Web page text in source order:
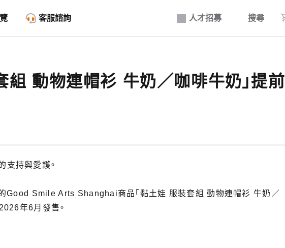
人才招募 搜尋
客服諮詢
組 動物連帽衫 牛奶／咖啡牛奶」提前
支持與愛護。
Good Smile Arts Shanghai商品「黏土娃 服裝套組 動物連帽衫 牛奶／
年6月發售。